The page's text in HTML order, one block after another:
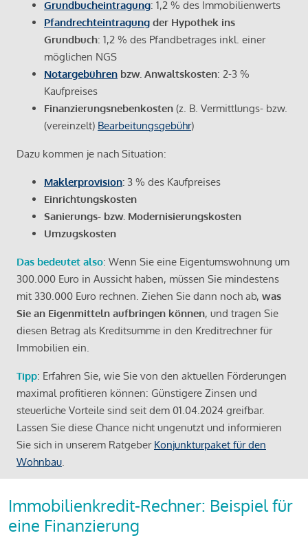
Grundbucheintragung: 1,2 % des Immobilienwerts
Pfandrechteintragung der Hypothek ins
Grundbuch: 1,2 % des Pfandbetrages inkl. einer
möglichen NGS
Notargebühren bzw. Anwaltskosten: 2-3 %
Kaufpreises
Finanzierungsnebenkosten (z. B. Vermittlungs- bzw.
(vereinzelt) Bearbeitungsgebühr)
Dazu kommen je nach Situation:
Maklerprovision: 3 % des Kaufpreises
Einrichtungskosten
Sanierungs- bzw. Modernisierungskosten
Umzugskosten
Das bedeutet also: Wenn Sie eine Eigentumswohnung um
300.000 Euro in Aussicht haben, müssen Sie mindestens
mit 330.000 Euro rechnen. Ziehen Sie dann noch ab, was
Sie an Eigenmitteln aufbringen können, und tragen Sie
diesen Betrag als Kreditsumme in den Kreditrechner für
Immobilien ein.
Tipp: Erfahren Sie, wie Sie von den aktuellen Förderungen
maximal profitieren können: Günstigere Zinsen und
steuerliche Vorteile sind seit dem 01.04.2024 greifbar.
Lassen Sie diese Chance nicht ungenutzt und informieren
Sie sich in unserem Ratgeber Konjunkturpaket für den
Wohnbau.
Immobilienkredit-Rechner: Beispiel für
eine Finanzierung